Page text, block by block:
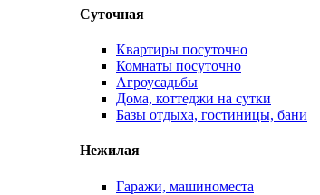
Суточная
Квартиры посуточно
Комнаты посуточно
Агроусадьбы
Дома, коттеджи на сутки
Базы отдыха, гостиницы, бани
Нежилая
Гаражи, машиноместа